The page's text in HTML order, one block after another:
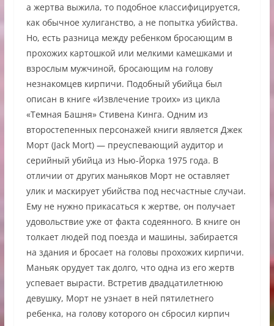
а жертва выжила, то подобное классифицируется,
как обычное хулиганство, а не попытка убийства.
Но, есть разница между ребенком бросающим в
прохожих картошкой или мелкими камешками и
взрослым мужчиной, бросающим на голову
незнакомцев кирпичи. Подобный убийца был
описан в книге «Извлечение троих» из цикла
«Темная Башня» Стивена Кинга. Одним из
второстепенных персонажей книги является Джек
Морт (Jack Mort) — преуспевающий аудитор и
серийный убийца из Нью-Йорка 1975 года. В
отличии от других маньяков Морт не оставляет
улик и маскирует убийства под несчастные случаи.
Ему не нужно прикасаться к жертве, он получает
удовольствие уже от факта содеянного. В книге он
толкает людей под поезда и машины, забирается
на здания и бросает на головы прохожих кирпичи.
Маньяк орудует так долго, что одна из его жертв
успевает вырасти. Встретив двадцатилетнюю
девушку, Морт не узнает в ней пятилетнего
ребенка, на голову которого он сбросил кирпич